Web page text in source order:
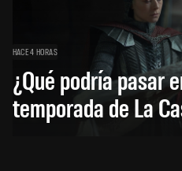
HACE 4 HORAS
¿Qué podría pasar
temporada de La